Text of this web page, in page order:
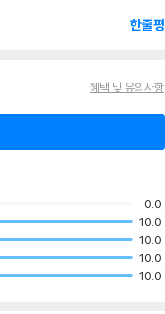
한줄평
혜택 및 유의사항
0.0
10.0
10.0
10.0
10.0